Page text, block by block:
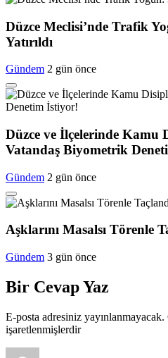
Düzce Meclisi’nde Trafik
Yatırıldı
Gündem 2 gün önce
Düzce ve İlçelerinde Kamu
Vatandaş Biyometrik
Gündem 2 gün önce
Aşklarını Masalsı Törenle
Gündem 3 gün önce
Bir Cevap Yaz
E-posta adresiniz yayınlanmayacak.
işaretlenmişlerdir